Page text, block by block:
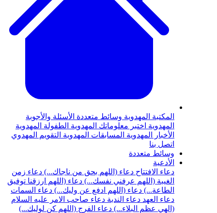
المكتبة المهدوية وسائط متعددة الأسئلة والأجوبة
المهدوية اختبر معلوماتك المهدوية الطفولة المهدوية
الأخبار المهدوية المسابقات المهدوية التقويم المهدوي
اتصل بنا
وسائط متعددة
الأدعية
دعاء الافتتاح دعاء (اللهم بحق من ناجاك...) دعاء زمن
الغيبة (اللهم عرفني نفسك...) دعاء (اللهم ارزقنا توفيق
الطاعة...) دعاء (اللهم ادفع عن وليك...) دعاء السمات
دعاء العهد دعاء الندبة دعاء صاحب الامر عليه السلام
(الهي عظم البلاء...) دعاء الفرج (اللهم كن لوليك...)